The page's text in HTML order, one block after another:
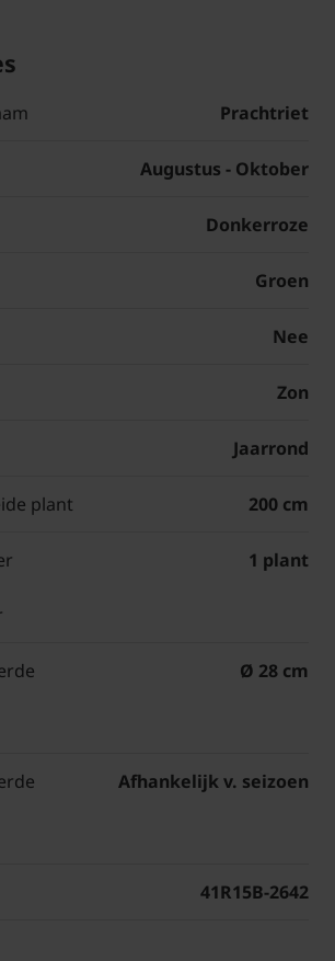
Prachtriet
Augustus - Oktober
Donkerroze
Groen
Nee
Zon
Jaarrond
plant 200 cm
1 plant
Ø 28 cm
Afhankelijk v. seizoen
41R15B-2642